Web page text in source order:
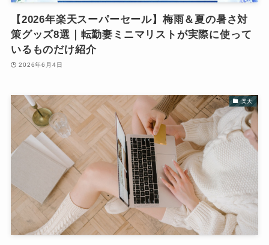
【2026年楽天スーパーセール】梅雨＆夏の暑さ対
策グッズ8選｜転勤妻ミニマリストが実際に使って
いるものだけ紹介
2026年6月4日
楽天